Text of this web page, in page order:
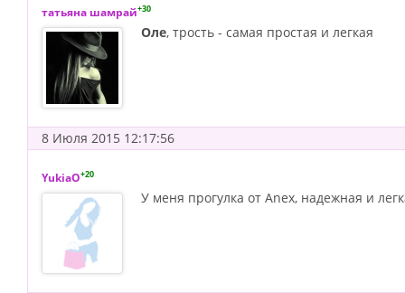
татьяна шамрай+30
Оле, трость - самая простая и легкая
8 Июля 2015 12:17:56
YukiaO+20
У меня прогулка от Anex, надежная и